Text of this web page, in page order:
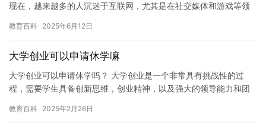
现在，越来越多的人沉迷于互联网，尤其是在社交媒体和游戏等领
实质…
教育百科 2025年6月12日
大学创业可以申请休学嘛
大学创业可以申请休学吗？ 大学创业是一个非常具有挑战性的过
程，需要学生具备创新思维，创业精神，以及强大的领导能力和团
可以为…
教育百科 2025年2月26日